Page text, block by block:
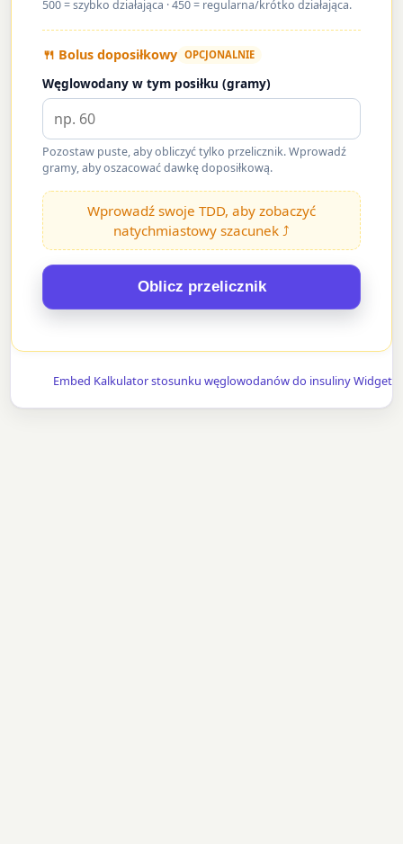
500 = szybko działająca · 450 = regularna/krótko działająca.
🍴 Bolus doposiłkowy OPCJONALNIE
Węglowodany w tym posiłku (gramy)
Pozostaw puste, aby obliczyć tylko przelicznik. Wprowadź
gramy, aby oszacować dawkę doposiłkową.
Wprowadź swoje TDD, aby zobaczyć
natychmiastowy szacunek ⤴
Oblicz przelicznik
Embed Kalkulator stosunku węglowodanów do insuliny Widget